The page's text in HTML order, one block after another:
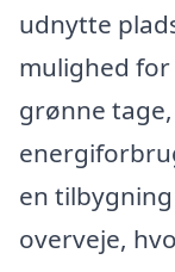
udnytte
mulighed
grønne
en
overveje,